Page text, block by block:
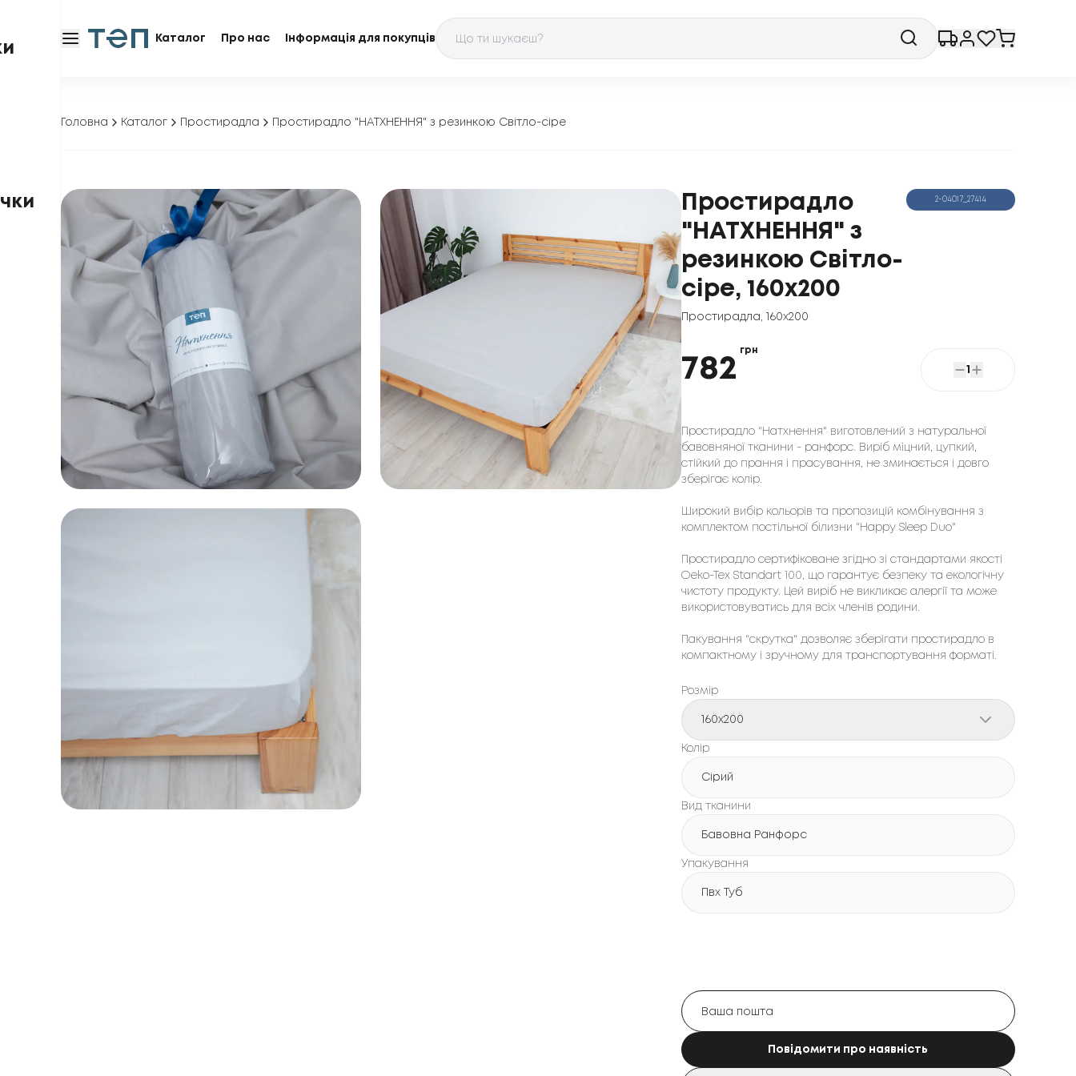
Каталог Про нас Інформація для покупців
Головна Каталог Простирадла Простирадло "НАТХНЕННЯ" з резинкою Світло-сіре
Простирадло
"НАТХНЕННЯ" з
резинкою Світло-
сіре, 160x200
Простирадла 160x200
2-04017_27414
782
грн
1
Простирадло "Натхнення" виготовлений з натуральної
бавовняної тканини - ранфорс. Виріб міцний, цупкий,
стійкий до прання і прасування, не зминається і довго
зберігає колір.
Широкий вибір кольорів та пропозицій комбінування з
комплектом постільної білизни "Happy Sleep Duo"
Простирадло сертифіковане згідно зі стандартами якості
Oeko-Tex Standart 100, що гарантує безпеку та екологічну
чистоту продукту. Цей виріб не викликає алергії та може
використовуватись для всіх членів родини.
Пакування "скрутка" дозволяє зберігати простирадло в
компактному і зручному для транспортування форматі.
Розмір
160x200
Колір
Сірий
Вид тканини
Бавовна Ранфорс
Упакування
Пвх Туб
Повідомити про наявність